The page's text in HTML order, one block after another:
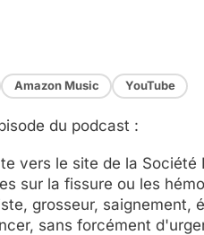
Amazon Music YouTube
du podcast :
vers le site de la Société
sur la fissure ou les
grosseur, saignement,
sans forcément